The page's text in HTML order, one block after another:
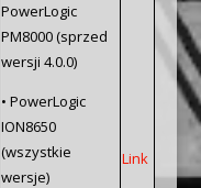
PowerLogic
PM8000 (sprzed
wersji 4.0.0)
• PowerLogic
ION8650
(wszystkie
wersje)
Link